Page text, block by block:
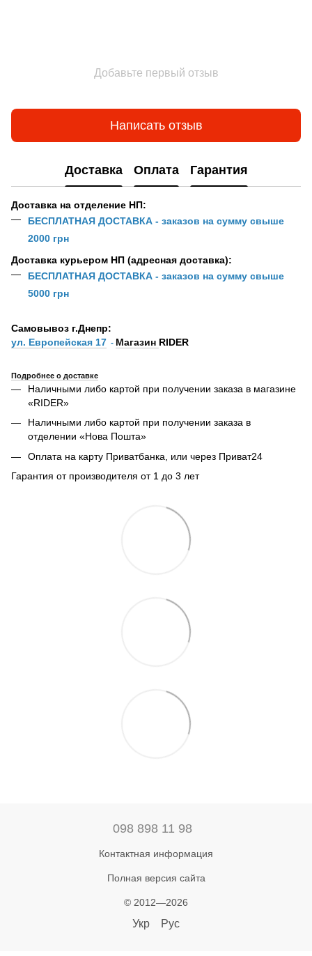
Добавьте первый отзыв
Написать отзыв
Доставка Оплата Гарантия
Доставка на отделение НП:
БЕСПЛАТНАЯ ДОСТАВКА - заказов на сумму свыше
2000 грн
Доставка курьером НП (адресная доставка):
БЕСПЛАТНАЯ ДОСТАВКА - заказов на сумму свыше
5000 грн
Самовывоз г.Днепр:
ул. Европейская 17 - Магазин RIDER
Подробнее о доставке
Наличными либо картой при получении заказа в магазине
«RIDER»
Наличными либо картой при получении заказа в
отделении «Нова Пошта»
Оплата на карту Приватбанка, или через Приват24
Гарантия от производителя от 1 до 3 лет
098 898 11 98
Контактная информация
Полная версия сайта
© 2012—2026
Укр Рус